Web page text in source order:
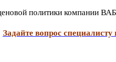
политики компании
Задайте вопрос